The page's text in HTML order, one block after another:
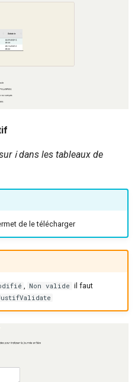
ℹ️ dans les tableaux de
de le télécharger
Non valide il faut